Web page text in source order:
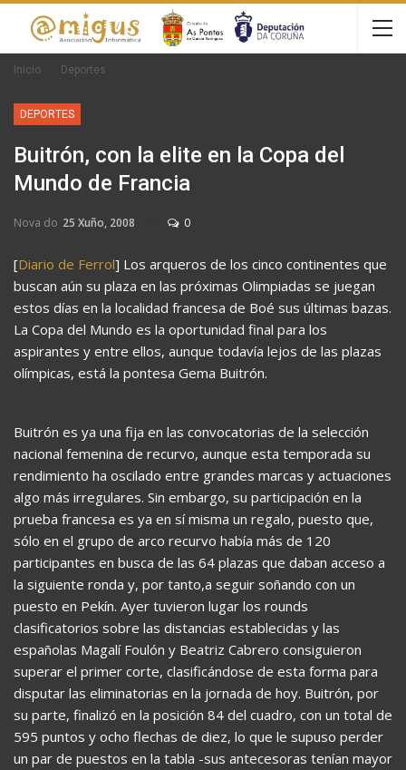
Inicio Deportes
DEPORTES
Buitrón, con la elite en la Copa del
Mundo de Francia
Nova do 25 Xuño, 2008 0
[Diario de Ferrol] Los arqueros de los cinco continentes que
buscan aún su plaza en las próximas Olimpiadas se juegan
estos días en la localidad francesa de Boé sus últimas bazas.
La Copa del Mundo es la oportunidad final para los
aspirantes y entre ellos, aunque todavía lejos de las plazas
olímpicas, está la pontesa Gema Buitrón.
Buitrón es ya una fija en las convocatorias de la selección
nacional femenina de recurvo, aunque esta temporada su
rendimiento ha oscilado entre grandes marcas y actuaciones
algo más irregulares. Sin embargo, su participación en la
prueba francesa es ya en sí misma un regalo, puesto que,
sólo en el grupo de arco recurvo había más de 120
participantes en busca de las 64 plazas que daban acceso a
la siguiente ronda y, por tanto,a seguir soñando con un
puesto en Pekín. Ayer tuvieron lugar los rounds
clasificatorios sobre las distancias establecidas y las
españolas Magalí Foulón y Beatriz Cabrero consiguieron
superar el primer corte, clasificándose de esta forma para
disputar las eliminatorias en la jornada de hoy. Buitrón, por
su parte, finalizó en la posición 84 del cuadro, con un total de
595 puntos y ocho flechas de diez, lo que le supuso perder
un par de puestos en la tabla -sus antecesoras tenían mayor